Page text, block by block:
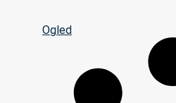
Ogled